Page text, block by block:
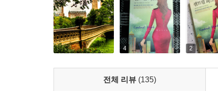
의 센트럴공원에서 깨어나게 했을까? 언젠가는
알리스는 점점 더 머리가 복잡해지기만 할 뿐 속
아버지는 왜 나에게 에릭 보간을 죽였다고 거짓말
-236p
알리스의 두 눈이 문득 가브리엘의 위스키 잔에
시선은 잔에 담긴 불그레한 액체 속에서 흩어졌
4 2
전체 리뷰 (135)